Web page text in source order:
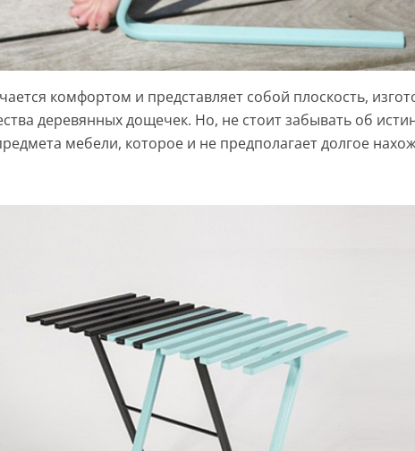
комфортом и представляет собой плоскость,
деревянных дощечек. Но, не стоит забывать об
мебели, которое и не предполагает долгое